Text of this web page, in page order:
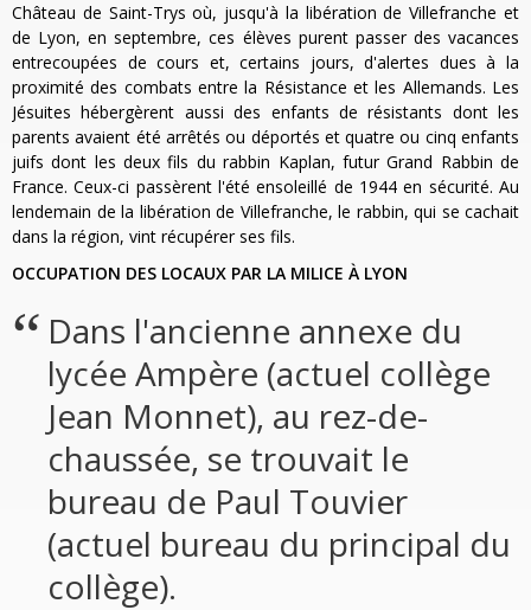
Château de Saint-Trys où, jusqu'à la libération de Villefranche et
de Lyon, en septembre, ces élèves purent passer des vacances
entrecoupées de cours et, certains jours, d'alertes dues à la
proximité des combats entre la Résistance et les Allemands. Les
Jésuites hébergèrent aussi des enfants de résistants dont les
parents avaient été arrêtés ou déportés et quatre ou cinq enfants
juifs dont les deux fils du rabbin Kaplan, futur Grand Rabbin de
France. Ceux-ci passèrent l'été ensoleillé de 1944 en sécurité. Au
lendemain de la libération de Villefranche, le rabbin, qui se cachait
dans la région, vint récupérer ses fils.
OCCUPATION DES LOCAUX PAR LA MILICE À LYON
Dans l'ancienne annexe du
lycée Ampère (actuel collège
Jean Monnet), au rez-de-
chaussée, se trouvait le
bureau de Paul Touvier
(actuel bureau du principal du
collège).